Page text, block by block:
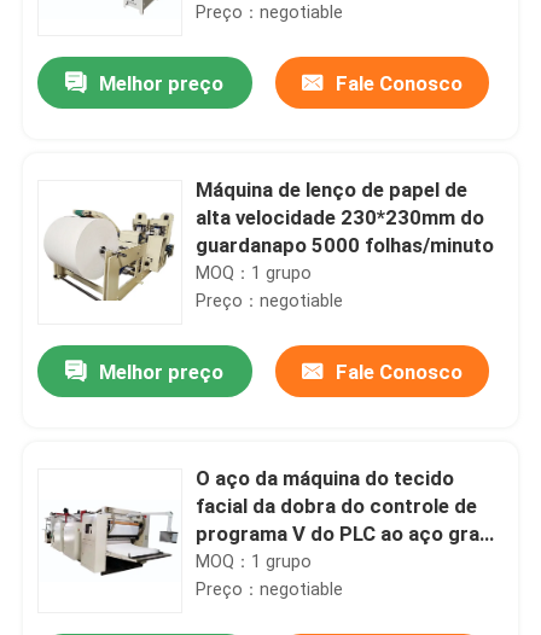
Preço：negotiable
Melhor preço Fale Conosco
Máquina de lenço de papel de
alta velocidade 230*230mm do
guardanapo 5000 folhas/minuto
MOQ：1 grupo
Preço：negotiable
Melhor preço Fale Conosco
O aço da máquina do tecido
facial da dobra do controle de
programa V do PLC ao aço grava
100m/Min
MOQ：1 grupo
Preço：negotiable